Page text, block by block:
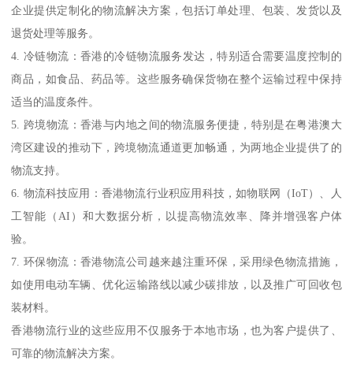
企业提供定制化的物流解决方案，包括订单处理、包装、发货以及
退货处理等服务。
4. 冷链物流：香港的冷链物流服务发达，特别适合需要温度控制的
商品，如食品、药品等。这些服务确保货物在整个运输过程中保持
适当的温度条件。
5. 跨境物流：香港与内地之间的物流服务便捷，特别是在粤港澳大
湾区建设的推动下，跨境物流通道更加畅通，为两地企业提供了的
物流支持。
6. 物流科技应用：香港物流行业积应用科技，如物联网（IoT）、人
工智能（AI）和大数据分析，以提高物流效率、降并增强客户体
验。
7. 环保物流：香港物流公司越来越注重环保，采用绿色物流措施，
如使用电动车辆、优化运输路线以减少碳排放，以及推广可回收包
装材料。
香港物流行业的这些应用不仅服务于本地市场，也为客户提供了、
可靠的物流解决方案。